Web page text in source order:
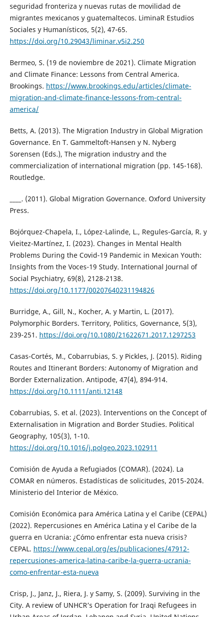
seguridad fronteriza y nuevas rutas de movilidad de
migrantes mexicanos y guatemaltecos. LiminaR Estudios
Sociales y Humanísticos, 5(2), 47-65.
https://doi.org/10.29043/liminar.v5i2.250
Bermeo, S. (19 de noviembre de 2021). Climate Migration
and Climate Finance: Lessons from Central America.
Brookings. https://www.brookings.edu/articles/climate-
migration-and-climate-finance-lessons-from-central-
america/
Betts, A. (2013). The Migration Industry in Global Migration
Governance. En T. Gammeltoft-Hansen y N. Nyberg
Sorensen (Eds.), The migration industry and the
commercialization of international migration (pp. 145-168).
Routledge.
____. (2011). Global Migration Governance. Oxford University
Press.
Bojórquez-Chapela, I., López-Lalinde, L., Regules-García, R. y
Vieitez-Martínez, I. (2023). Changes in Mental Health
Problems During the Covid-19 Pandemic in Mexican Youth:
Insights from the Voces-19 Study. International Journal of
Social Psychiatry, 69(8), 2128-2138.
https://doi.org/10.1177/00207640231194826
Burridge, A., Gill, N., Kocher, A. y Martin, L. (2017).
Polymorphic Borders. Territory, Politics, Governance, 5(3),
239-251. https://doi.org/10.1080/21622671.2017.1297253
Casas-Cortés, M., Cobarrubias, S. y Pickles, J. (2015). Riding
Routes and Itinerant Borders: Autonomy of Migration and
Border Externalization. Antipode, 47(4), 894-914.
https://doi.org/10.1111/anti.12148
Cobarrubias, S. et al. (2023). Interventions on the Concept of
Externalisation in Migration and Border Studies. Political
Geography, 105(3), 1-10.
https://doi.org/10.1016/j.polgeo.2023.102911
Comisión de Ayuda a Refugiados (COMAR). (2024). La
COMAR en números. Estadísticas de solicitudes, 2015-2024.
Ministerio del Interior de México.
Comisión Económica para América Latina y el Caribe (CEPAL)
(2022). Repercusiones en América Latina y el Caribe de la
guerra en Ucrania: ¿Cómo enfrentar esta nueva crisis?
CEPAL. https://www.cepal.org/es/publicaciones/47912-
repercusiones-america-latina-caribe-la-guerra-ucrania-
como-enfrentar-esta-nueva
Crisp, J., Janz, J., Riera, J. y Samy, S. (2009). Surviving in the
City. A review of UNHCR’s Operation for Iraqi Refugees in